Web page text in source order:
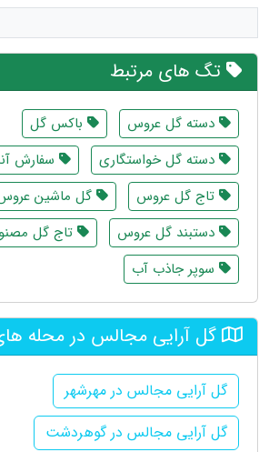
تگ های مرتبط
دسته گل عروس
باکس گل
دسته گل خواستگاری
سفارش
تاج گل عروس
گل ماشین
دستبند گل عروس
تاج گل
سوپر جاذب آب
گل آرایی مجالس در محله
گل آرایی مجالس در مهرشهر
گل آرایی مجالس در گوهردشت